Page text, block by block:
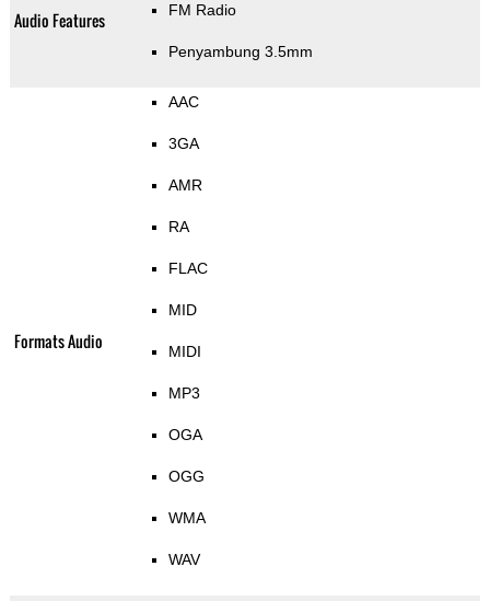
Audio Features FM Radio
Penyambung 3.5mm
Formats Audio
AAC
3GA
AMR
RA
FLAC
MID
MIDI
MP3
OGA
OGG
WMA
WAV